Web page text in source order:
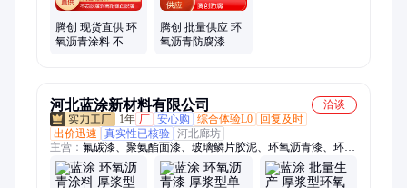
腾创 现货直供 环
氧沥青涂料 不易
腾创 批量供应 环
氧沥青防腐漆 水
河北蓝涂新材料有限公司
洽谈
1年 厂 安心购 综合体验L0
回复及时
出价迅速
真实性已核验 河北廊坊
主营： 氟碳漆、聚氨酯面漆、玻璃鳞片胶泥、环氧沥青漆、环氧
面漆、环氧涂料、环氧煤沥青漆、煤沥青防腐漆、环氧防腐涂
漆、环氧富锌漆、环氧树脂、环氧云铁中间漆、玻璃鳞片涂料、